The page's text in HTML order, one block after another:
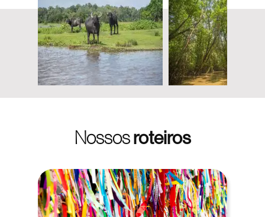
Nossosroteiros